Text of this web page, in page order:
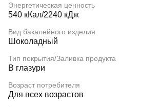
Энергетическая ценность
540 кКал/2240 кДж
Вид бакалейного изделия
Шоколадный
Тип покрытия/Заливка продукта
В глазури
Возраст потребителя
Для всех возрастов